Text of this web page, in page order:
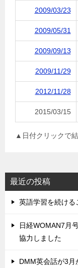
2009/03/23
2009/05/31
2009/09/13
2009/11/29
2012/11/28
2015/03/15
▲日付クリックで結
最近の投稿
英語学習を続け
日経WOMAN7月
協力しました
DMM英会話が3月